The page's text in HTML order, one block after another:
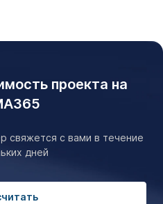
проекта на
свяжется с вами в течение
дней